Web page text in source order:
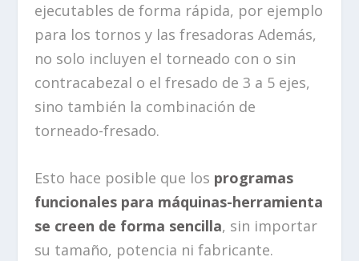
ejecutables de forma rápida, por ejemplo
para los tornos y las fresadoras Además,
no solo incluyen el torneado con o sin
contracabezal o el fresado de 3 a 5 ejes,
sino también la combinación de
torneado-fresado.
Esto hace posible que los programas
funcionales para máquinas-herramienta
se creen de forma sencilla, sin importar
su tamaño, potencia ni fabricante.